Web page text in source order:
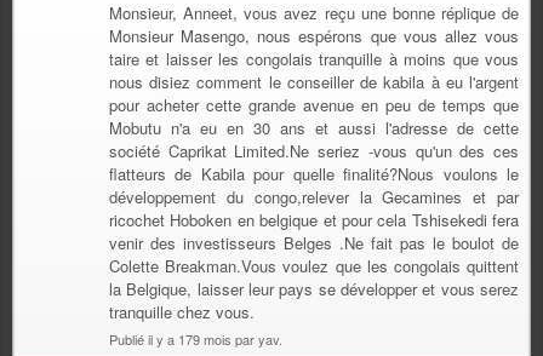
Monsieur, Anneet, vous avez reçu une bonne réplique de
Monsieur Masengo, nous espérons que vous allez vous
taire et laisser les congolais tranquille à moins que vous
nous disiez comment le conseiller de kabila à eu l'argent
pour acheter cette grande avenue en peu de temps que
Mobutu n'a eu en 30 ans et aussi l'adresse de cette
société Caprikat Limited.Ne seriez -vous qu'un des ces
flatteurs de Kabila pour quelle finalité?Nous voulons le
développement du congo,relever la Gecamines et par
ricochet Hoboken en belgique et pour cela Tshisekedi fera
venir des investisseurs Belges .Ne fait pas le boulot de
Colette Breakman.Vous voulez que les congolais quittent
la Belgique, laisser leur pays se développer et vous serez
tranquille chez vous.
Publié il y a 179 mois par yav.